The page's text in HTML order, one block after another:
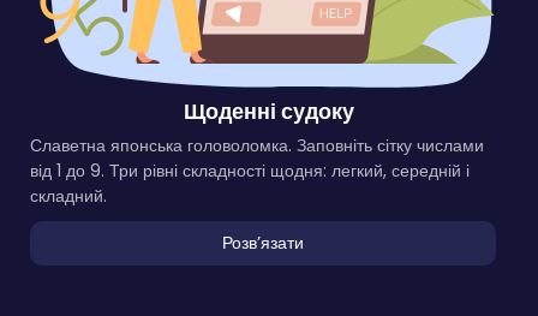
Щоденні судоку
Славетна японська головоломка. Заповніть сітку числами
від 1 до 9. Три рівні складності щодня: легкий, середній і
складний.
Розвʼязати